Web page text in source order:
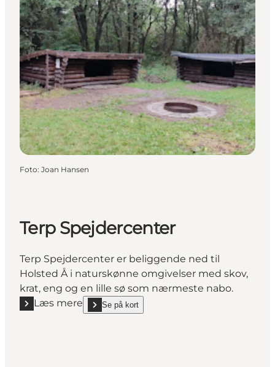
Foto: Joan Hansen
Terp Spejdercenter
Terp Spejdercenter er beliggende ned til
Holsted Å i naturskønne omgivelser med skov,
krat, eng og en lille sø som nærmeste nabo.
Læs mere
Læs mere "Terp Spejdercenter"
Se på kort
show Terp Spejdercenter on_map